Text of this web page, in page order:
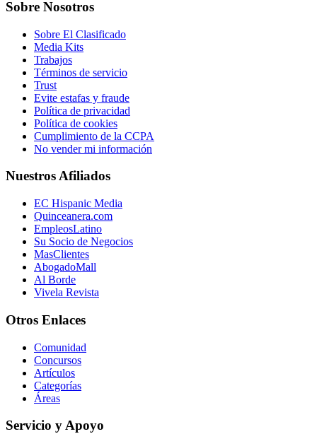
Sobre Nosotros
Sobre El Clasificado
Media Kits
Trabajos
Términos de servicio
Trust
Evite estafas y fraude
Política de privacidad
Política de cookies
Cumplimiento de la CCPA
No vender mi información
Nuestros Afiliados
EC Hispanic Media
Quinceanera.com
EmpleosLatino
Su Socio de Negocios
MasClientes
AbogadoMall
Al Borde
Vivela Revista
Otros Enlaces
Comunidad
Concursos
Artículos
Categorías
Áreas
Servicio y Apoyo